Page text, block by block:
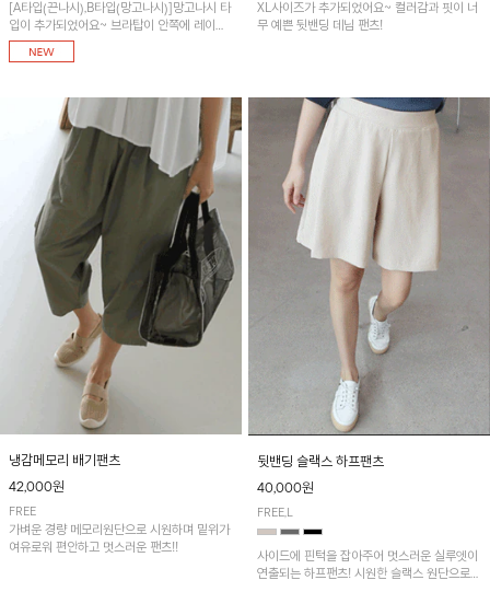
[A타입(끈나시),B타입(망고나시)]망고나시 타
입이 추가되었어요~ 브라탑이 안쪽에 레이어
드 되어 실용적인 나시!
XL사이즈가 추가되었어요~ 컬러감과 핏이 너
무 예쁜 뒷밴딩 데님 팬츠!
냉감메모리 배기팬츠
42,000원
FREE
가벼운 경량 메모리원단으로 시원하며 밑위가
여유로워 편안하고 멋스러운 팬츠!!
뒷밴딩 슬랙스 하프팬츠
40,000원
FREE,L
사이드에 핀턱을 잡아주어 멋스러운 실루엣이
연출되는 하프팬츠! 시원한 슬랙스 원단으로